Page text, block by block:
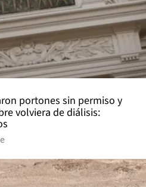
portones sin permiso y
volviera de diálisis: